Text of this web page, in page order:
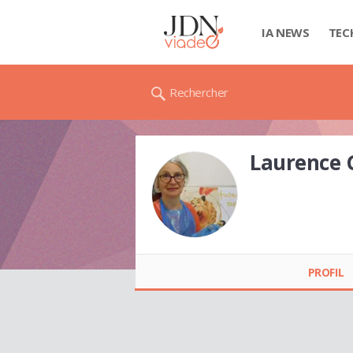
IA NEWS
Rechercher
Laurence
PROFIL